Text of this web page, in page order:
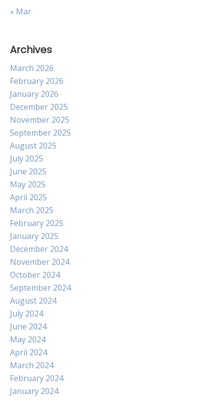
« Mar
Archives
March 2026
February 2026
January 2026
December 2025
November 2025
September 2025
August 2025
July 2025
June 2025
May 2025
April 2025
March 2025
February 2025
January 2025
December 2024
November 2024
October 2024
September 2024
August 2024
July 2024
June 2024
May 2024
April 2024
March 2024
February 2024
January 2024